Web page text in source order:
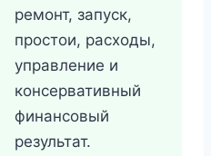
ремонт, запуск,
простои, расходы,
управление и
консервативный
финансовый
результат.